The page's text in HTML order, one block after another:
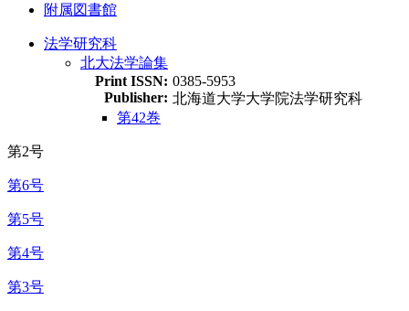
附属図書館
法学研究科
北大法学論集
Print ISSN: 0385-5953
Publisher: 北海道大学大学院法学研究科
第42巻
第2号
第6号
第5号
第4号
第3号